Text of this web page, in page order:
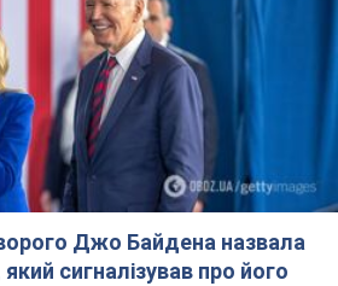
Джо Байдена назвала
сигналізував про його